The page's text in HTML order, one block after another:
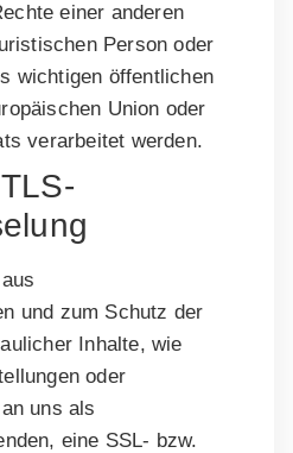
einer anderen
Person oder
wichtigen öffentlichen
Union oder
verarbeitet werden.
und zum Schutz der
Inhalte, wie
oder
uns als
eine SSL- bzw.